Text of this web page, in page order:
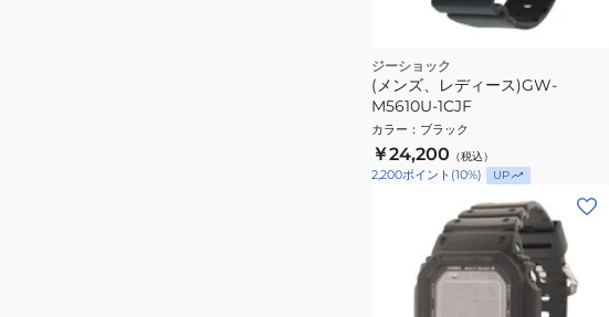
ジーショック
(メンズ、レディース)GW-
M5610U-1CJF
カラー ： ブラック
￥24,200 （税込）
2,200ポイント (10%) UP